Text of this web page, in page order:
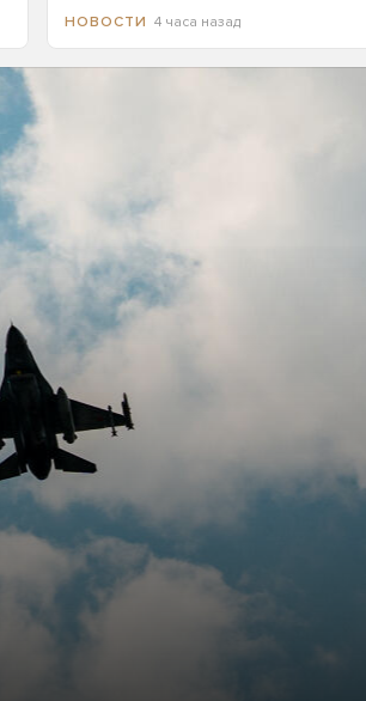
НОВОСТИ 4 часа назад